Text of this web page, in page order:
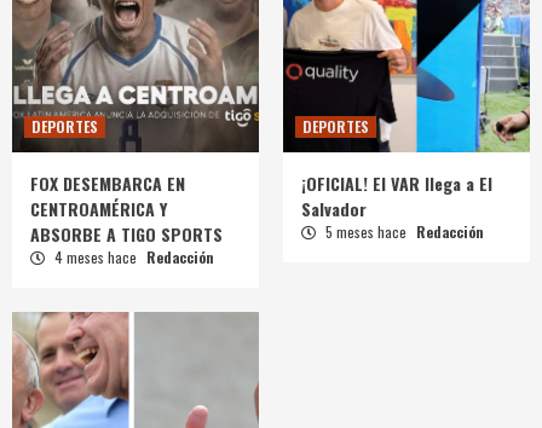
DEPORTES
FOX DESEMBARCA EN
CENTROAMÉRICA Y
ABSORBE A TIGO SPORTS
4 meses hace Redacción
DEPORTES
¡OFICIAL! El VAR llega a El
Salvador
5 meses hace Redacción